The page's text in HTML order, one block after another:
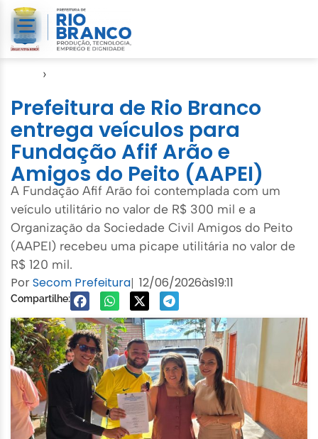
›
Prefeitura de Rio Branco
entrega veículos para
Fundação Afif Arão e
Amigos do Peito (AAPEI)
A Fundação Afif Arão foi contemplada com um
veículo utilitário no valor de R$ 300 mil e a
Organização da Sociedade Civil Amigos do Peito
(AAPEI) recebeu uma picape utilitária no valor de
R$ 120 mil.
PorSecom Prefeitura| 12/06/2026às19:11
Compartilhe: